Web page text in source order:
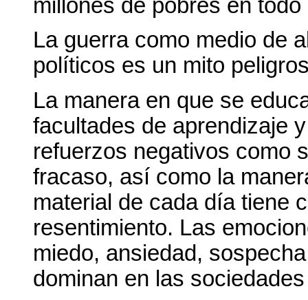
millones de pobres en
La guerra como medio de
políticos es un mito
La manera en que se
facultades de aprendizaje
refuerzos negativos como
fracaso, así como la
material de cada día tiene
resentimiento. Las
miedo, ansiedad,
dominan en las